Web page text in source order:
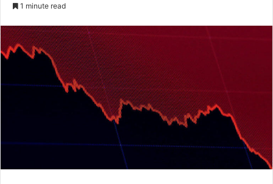
1 minute read